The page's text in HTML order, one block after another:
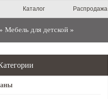
Каталог Распродажа
» Мебель для детской »